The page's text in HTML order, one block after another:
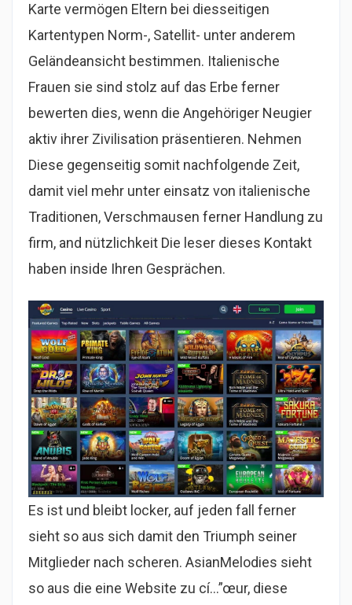
Karte vermögen Eltern bei diesseitigen
Kartentypen Norm-, Satellit- unter anderem
Geländeansicht bestimmen. Italienische
Frauen sie sind stolz auf das Erbe ferner
bewerten dies, wenn die Angehöriger Neugier
aktiv ihrer Zivilisation präsentieren. Nehmen
Diese gegenseitig somit nachfolgende Zeit,
damit viel mehr unter einsatz von italienische
Traditionen, Verschmausen ferner Handlung zu
firm, and nützlichkeit Die leser dieses Kontakt
haben inside Ihren Gesprächen.
Es ist und bleibt locker, auf jeden fall ferner
sieht so aus sich damit den Triumph seiner
Mitglieder nach scheren. AsianMelodies sieht
so aus die eine Website zu cí…”œur, diese